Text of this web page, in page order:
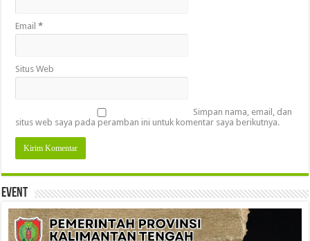
Email*
Situs Web
Simpan nama, email, dan
situs web saya pada peramban ini untuk komentar saya berikutnya.
Event